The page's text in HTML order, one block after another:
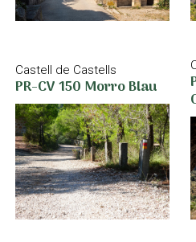
Castell de Castells
PR-CV 150 Morro Blau